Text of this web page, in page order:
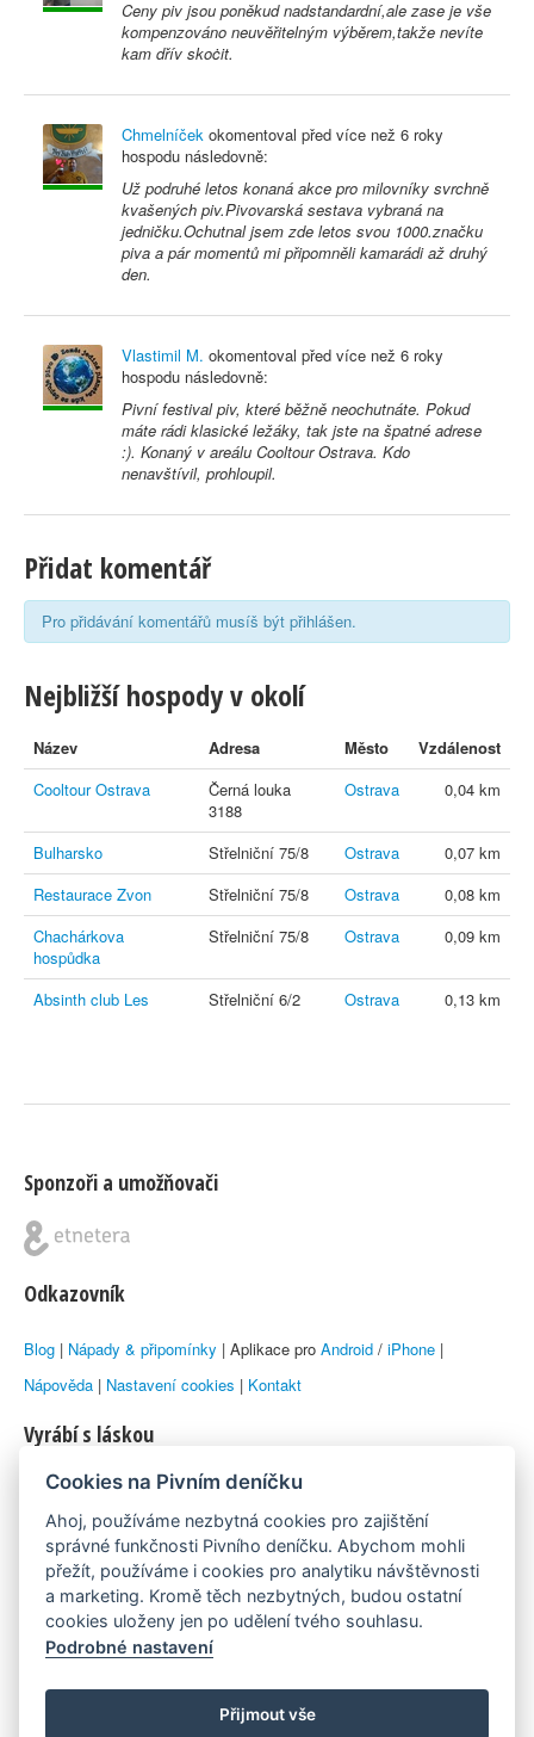
Ceny piv jsou poněkud nadstandardní,ale zase je vše
kompenzováno neuvěřitelným výběrem,takže nevíte
kam dřív skoċit.
Chmelníček okomentoval před více než 6 roky
hospodu následovně:
Už podruhé letos konaná akce pro milovníky svrchně
kvašených piv.Pivovarská sestava vybraná na
jedničku.Ochutnal jsem zde letos svou 1000.značku
piva a pár momentů mi připomněli kamarádi až druhý
den.
Vlastimil M. okomentoval před více než 6 roky
hospodu následovně:
Pivní festival piv, které běžně neochutnáte. Pokud
máte rádi klasické ležáky, tak jste na špatné adrese
:). Konaný v areálu Cooltour Ostrava. Kdo
nenavštívil, prohloupil.
Přidat komentář
Pro přidávání komentářů musíš být přihlášen.
Nejbližší hospody v okolí
Název Adresa Město
Vzdálenost
Cooltour Ostrava
Černá louka
3188
Ostrava 0,04 km
Bulharsko Střelniční 75/8 Ostrava
0,07 km
Restaurace Zvon
Střelniční 75/8 Ostrava
0,08 km
Chachárkova
hospůdka
Střelniční 75/8 Ostrava 0,09 km
Absinth club Les Střelniční 6/2 Ostrava 0,13 km
Sponzoři a umožňovači
Odkazovník
Blog | Nápady & připomínky | Aplikace pro Android / iPhone |
Nápověda | Nastavení cookies | Kontakt
Vyrábí s láskou
© 2010–2026 byLukáš Zemanaka Emka
Máme rádi
Pivní.info
Poznámka pod čarou
Pivní deníček je nezávislý zdroj, který není spjat s žádným
Cookies na Pivním deníčku
Ahoj, používáme nezbytná cookies pro zajištění
správné funkčnosti Pivního deníčku. Abychom mohli
přežít, používáme i cookies pro analytiku návštěvnosti
a marketing. Kromě těch nezbytných, budou ostatní
cookies uloženy jen po udělení tvého souhlasu.
Podrobné nastavení
Přijmout vše